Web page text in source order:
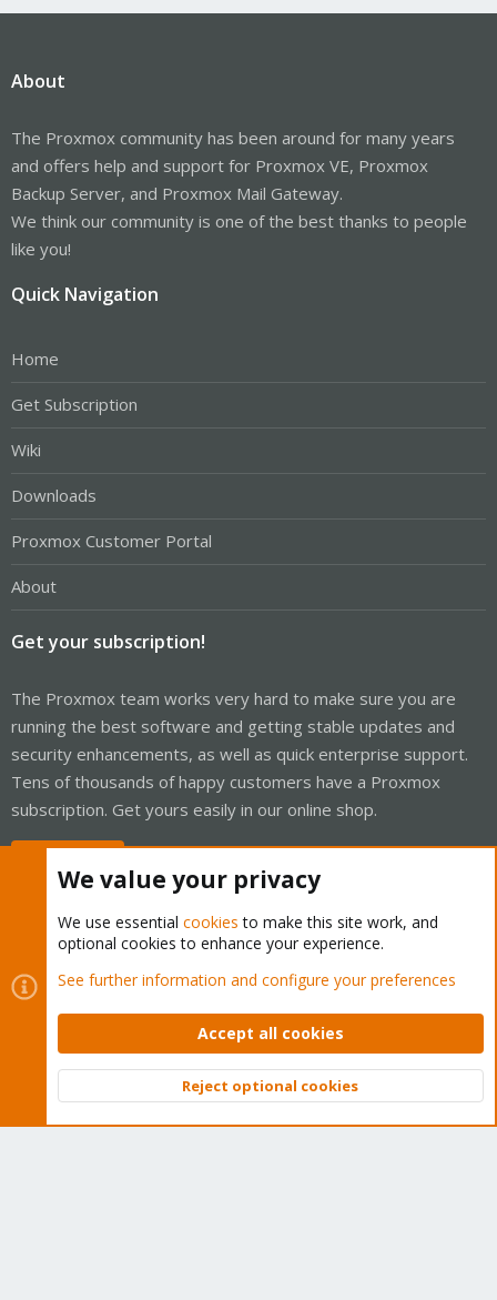
About
The Proxmox community has been around for many years
and offers help and support for Proxmox VE, Proxmox
Backup Server, and Proxmox Mail Gateway.
We think our community is one of the best thanks to people
like you!
Quick Navigation
Home
Get Subscription
Wiki
Downloads
Proxmox Customer Portal
About
Get your subscription!
The Proxmox team works very hard to make sure you are
running the best software and getting stable updates and
security enhancements, as well as quick enterprise support.
Tens of thousands of happy customers have a Proxmox
subscription. Get yours easily in our online shop.
Cookies
Proxmox Support Forum - Light Mode
Contact us
Terms and rules Privacy policy Help Home
Community platform by XenForo © 2010-2026 XenForo Ltd.
Top
We value your privacy
We use essential cookies to make this site work, and
optional cookies to enhance your experience.
See further information and configure your preferences
Accept all cookies
Reject optional cookies